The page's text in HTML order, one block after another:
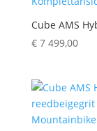
Cube AMS
€7 499,00